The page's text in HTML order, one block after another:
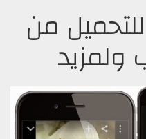
أداة intube 2 للتحميل من
ولمزيد